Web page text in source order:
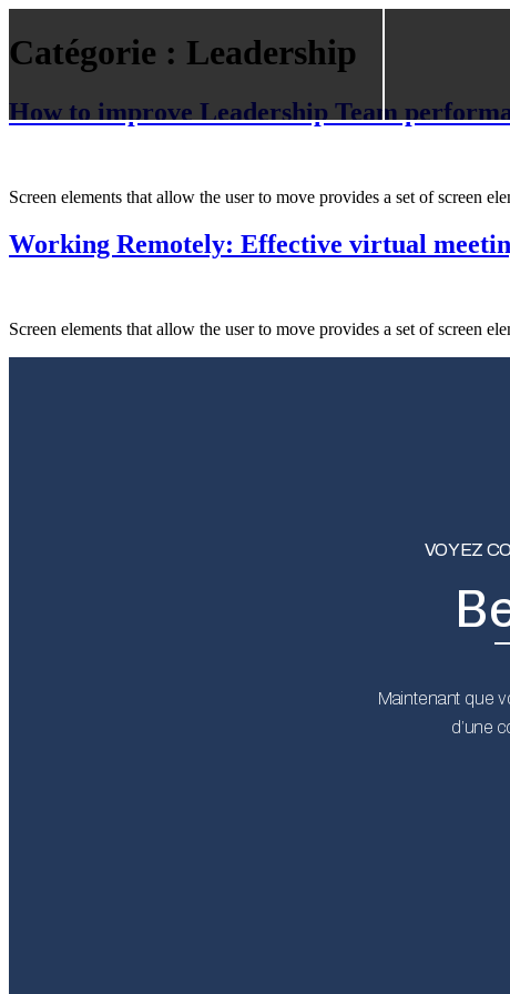
Catégorie : Leadership
How to improve Leadership Team
Screen elements that allow the user to move provides a set of screen
Working Remotely: Effective virtual
Screen elements that allow the user to move provides a set of screen
VOYEZ
Maintenant que
d’une